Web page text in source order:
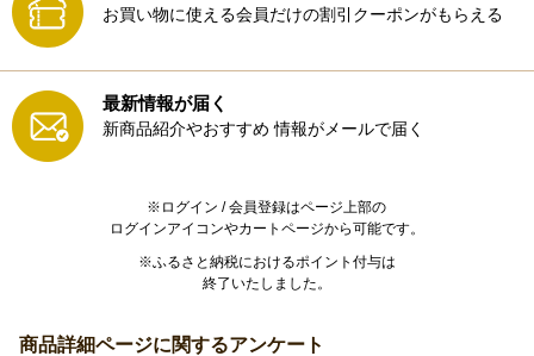
お買い物に使える会員だけの割引クーポンがもらえる
最新情報が届く
新商品紹介やおすすめ 情報がメールで届く
※ログイン / 会員登録はページ上部の
ログインアイコンやカートページから可能です。
※ふるさと納税におけるポイント付与は
終了いたしました。
商品詳細ページに関するアンケート